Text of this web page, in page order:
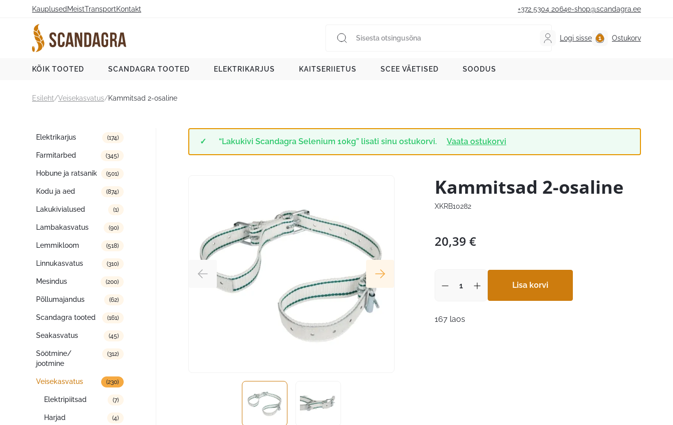
Kauplused MeistTransportKontakt +372 5304 2064e-shop@scandagra.ee
Logi sisse Ostukorv
KÕIK TOOTED SCANDAGRA TOOTED ELEKTRIKARJUS KAITSERIIETUS SCEE VÄETISED SOODUS
Esileht/Veisekasvatus/Kammitsad 2-osaline
Tootekategooriad
Elektrikarjus (174)
Farmitarbed (345)
Hobune ja ratsanik (501)
Kodu ja aed (874)
Lakukivialused (1)
Lambakasvatus (90)
Lemmikloom (518)
Linnukasvatus (310)
Mesindus (200)
Põllumajandus (62)
Scandagra tooted (161)
Seakasvatus (45)
Söötmine/
jootmine
(312)
Veisekasvatus (230)
Elektripiitsad (7)
Harjad (4)
“Lakukivi Scandagra Selenium 10kg” lisati sinu ostukorvi. Vaata ostukorvi
Kammitsad 2-osaline
XKRB10282
20,39 €
Lisa korvi
167 laos